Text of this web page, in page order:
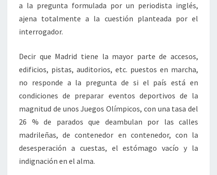
a la pregunta formulada por un periodista inglés,
ajena totalmente a la cuestión planteada por el
interrogador.
Decir que Madrid tiene la mayor parte de accesos,
edificios, pistas, auditorios, etc. puestos en marcha,
no responde a la pregunta de si el país está en
condiciones de preparar eventos deportivos de la
magnitud de unos Juegos Olímpicos, con una tasa del
26 % de parados que deambulan por las calles
madrileñas, de contenedor en contenedor, con la
desesperación a cuestas, el estómago vacío y la
indignación en el alma.